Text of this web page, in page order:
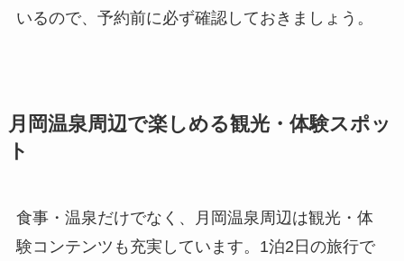
いるので、予約前に必ず確認しておきましょう。
月岡温泉周辺で楽しめる観光・体験スポッ
ト
食事・温泉だけでなく、月岡温泉周辺は観光・体
験コンテンツも充実しています。1泊2日の旅行で